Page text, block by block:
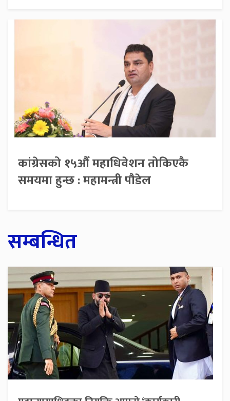
कांग्रेसको १५औँ महाधिवेशन तोकिएकै
समयमा हुन्छ : महामन्त्री पौडेल
सम्बन्धित